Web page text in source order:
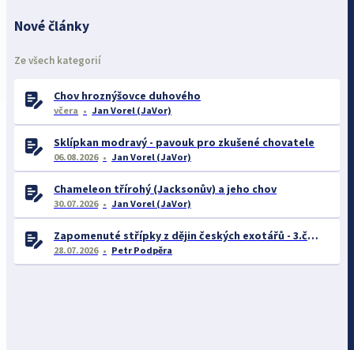
Nové články
Ze všech kategorií
Chov hroznýšovce duhového
včera Jan Vorel (JaVor)
Sklípkan modravý - pavouk pro zkušené chovatele
06.08.2026 Jan Vorel (JaVor)
Chameleon třírohý (Jacksonův) a jeho chov
30.07.2026 Jan Vorel (JaVor)
Zapomenuté střípky z dějin českých exotářů - 3.část
28.07.2026 Petr Podpěra